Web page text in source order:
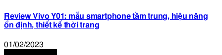
Review Vivo Y01: mẫu smartphone tầm trung, hiệu năng
ổn định, thiết kế thời trang
01/02/2023